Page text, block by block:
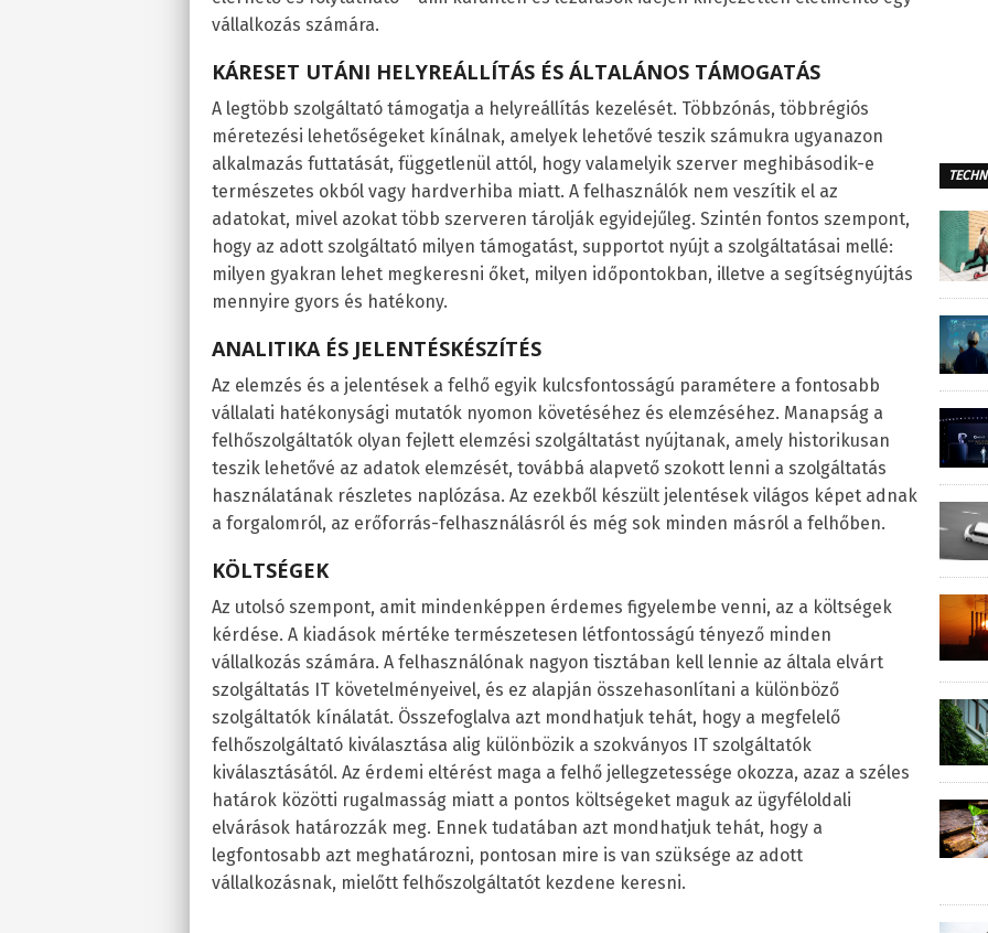
vállalkozás számára.
KÁRESET UTÁNI HELYREÁLLÍTÁS ÉS ÁLTALÁNOS TÁMOGATÁS
A legtöbb szolgáltató támogatja a helyreállítás kezelését. Többzónás, többrégiós
méretezési lehetőségeket kínálnak, amelyek lehetővé teszik számukra ugyanazon
alkalmazás futtatását, függetlenül attól, hogy valamelyik szerver meghibásodik-e
természetes okból vagy hardverhiba miatt. A felhasználók nem veszítik el az
adatokat, mivel azokat több szerveren tárolják egyidejűleg. Szintén fontos szempont,
hogy az adott szolgáltató milyen támogatást, supportot nyújt a szolgáltatásai mellé:
milyen gyakran lehet megkeresni őket, milyen időpontokban, illetve a segítségnyújtás
mennyire gyors és hatékony.
ANALITIKA ÉS JELENTÉSKÉSZÍTÉS
Az elemzés és a jelentések a felhő egyik kulcsfontosságú paramétere a fontosabb
vállalati hatékonysági mutatók nyomon követéséhez és elemzéséhez. Manapság a
felhőszolgáltatók olyan fejlett elemzési szolgáltatást nyújtanak, amely historikusan
teszik lehetővé az adatok elemzését, továbbá alapvető szokott lenni a szolgáltatás
használatának részletes naplózása. Az ezekből készült jelentések világos képet adnak
a forgalomról, az erőforrás-felhasználásról és még sok minden másról a felhőben.
KÖLTSÉGEK
Az utolsó szempont, amit mindenképpen érdemes figyelembe venni, az a költségek
kérdése. A kiadások mértéke természetesen létfontosságú tényező minden
vállalkozás számára. A felhasználónak nagyon tisztában kell lennie az általa elvárt
szolgáltatás IT követelményeivel, és ez alapján összehasonlítani a különböző
szolgáltatók kínálatát. Összefoglalva azt mondhatjuk tehát, hogy a megfelelő
felhőszolgáltató kiválasztása alig különbözik a szokványos IT szolgáltatók
kiválasztásától. Az érdemi eltérést maga a felhő jellegzetessége okozza, azaz a széles
határok közötti rugalmasság miatt a pontos költségeket maguk az ügyféloldali
elvárások határozzák meg. Ennek tudatában azt mondhatjuk tehát, hogy a
legfontosabb azt meghatározni, pontosan mire is van szüksége az adott
vállalkozásnak, mielőtt felhőszolgáltatót kezdene keresni.